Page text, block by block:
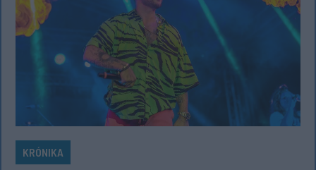
KRÓNIKA